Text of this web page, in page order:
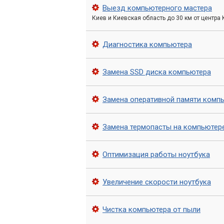
Твердотельные накопители (SSD)
обеспечивает колоссальную разницу
Результатом замены HDD на SSD
мгновенный запуск программ и
Увеличение
Оперативная память играет
компьютер часто "тормозит" при
всего, ему не хватает ОЗУ.
доступа, что существенно
производительность.
Оптимальный объем
процессор и ускоряет
Выезд компьютерного мастера
Киев и Киевская область до 30 км от центра
Диагностика компьютера
Замена SSD диска компьютера
Замена оперативной памяти
Замена термопасты на
Оптимизация работы ноутбука
Увеличение скорости ноутбука
Чистка компьютера от пыли